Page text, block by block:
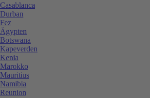
Casablanca
Durban
Fez
Ägypten
Botswana
Kapeverden
Kenia
Marokko
Mauritius
Namibia
Reunion